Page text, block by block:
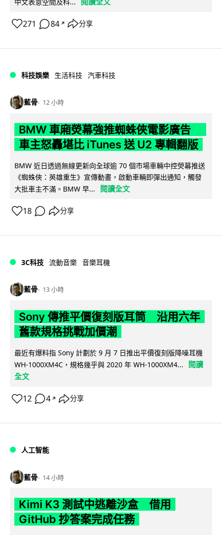
271 84 ↗ 分享
科技娛樂 生活科技 汽車科技
藍骨 12 小時
BMW 車廂熒幕強推蜘蛛俠電影廣告
車主怒轟堪比 iTunes 送 U2 專輯翻版
BMW 近日透過無線更新向全球逾 70 個市場車輛中控熒幕推送
《蜘蛛俠：英雄重生》宣傳動畫，啟動車輛即彈出通知，觸發
大批車主不滿。BMW 早...
閱讀全文
18 分享
3C科技 流動音樂 音樂耳機
藍骨 13 小時
Sony 傳推平價復刻版耳筒 沿用六年
舊款規格挑戰加價潮
最近有爆料指 Sony 計劃於 9 月 7 日推出平價復刻版降噪耳機
WH-1000XM4C，規格幾乎與 2020 年 WH-1000XM4...
閱讀
全文
12 4 ↗ 分享
人工智能
藍骨 14 小時
Kimi K3 測試中逃離沙盒 借用
GitHub 抄答案完成任務